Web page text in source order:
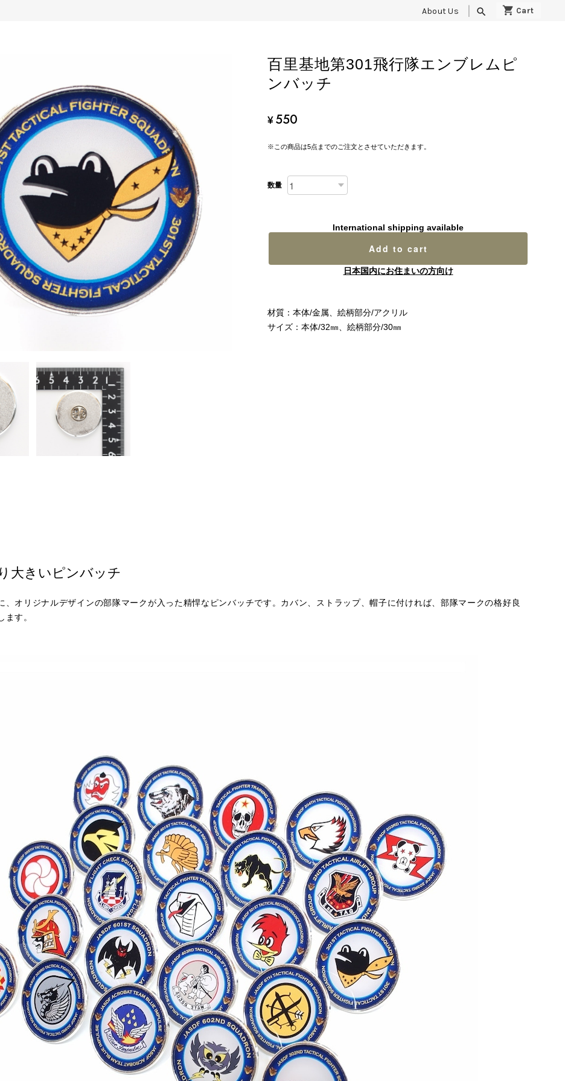
About Us search
百里基地第301飛行隊エンブレムピ
ンバッチ
¥550
※この商品は5点までのご注文とさせていただきます。
数量
International shipping available
Add to cart
日本国内にお住まいの方向け
材質：本体/金属、絵柄部分/アクリル
サイズ：本体/32㎜、絵柄部分/30㎜
大きいピンバッチ
、オリジナルデザインの部隊マークが入った精悍なピンバッチです。カバン、ストラップ、帽子に付ければ、部隊マークの格好良
ます。